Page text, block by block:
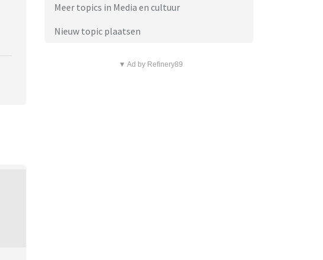
Meer topics in Media en cultuur
Nieuw topic plaatsen
▼ Ad by Refinery89